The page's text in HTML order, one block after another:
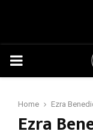
PRIMARY
Home Ezra
Ezra